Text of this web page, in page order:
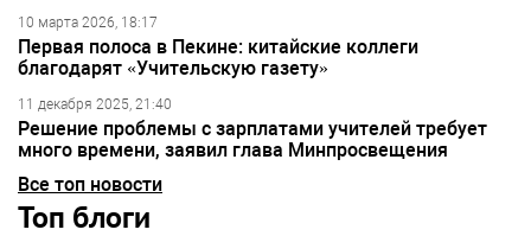
10 марта 2026, 18:17
Первая полоса в Пекине: китайские коллеги
благодарят «Учительскую газету»
11 декабря 2025, 21:40
Решение проблемы с зарплатами учителей требует
много времени, заявил глава Минпросвещения
Все топ новости
Топ блоги